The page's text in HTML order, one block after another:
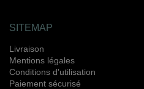
SITEMAP
Livraison
Mentions légales
Conditions d'utilisation
Paiement sécurisé